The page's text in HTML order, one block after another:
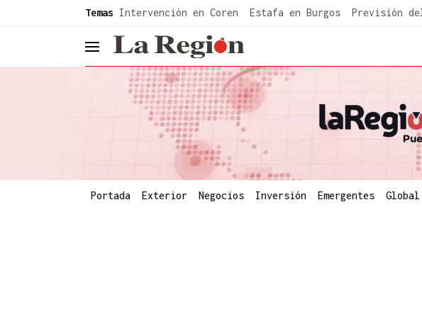
Temas Intervención en Coren Estafa en Burgos Previsión
header.menu.open
Portada Exterior Negocios Inversión Emergentes Global